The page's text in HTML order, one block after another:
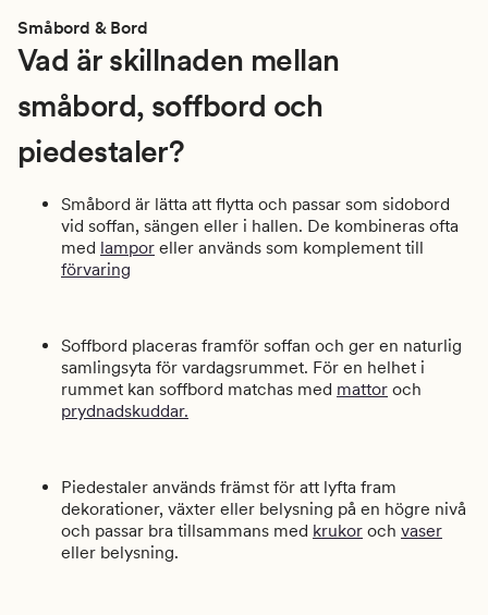
Småbord & Bord
Vad är skillnaden mellan
småbord, soffbord och
piedestaler?
Småbord är lätta att flytta och passar som sidobord
vid soffan, sängen eller i hallen. De kombineras ofta
med lampor eller används som komplement till
förvaring
Soffbord placeras framför soffan och ger en naturlig
samlingsyta för vardagsrummet. För en helhet i
rummet kan soffbord matchas med mattor och
prydnadskuddar.
Piedestaler används främst för att lyfta fram
dekorationer, växter eller belysning på en högre nivå
och passar bra tillsammans med krukor och vaser
eller belysning.